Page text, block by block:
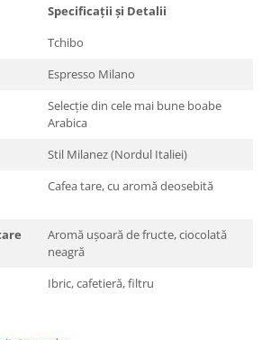
Specificații și Detalii
Tchibo
Espresso Milano
Selecție din cele mai bune boabe
Arabica
Stil Milanez (Nordul Italiei)
Cafea tare, cu aromă deosebită
Aromă ușoară de fructe, ciocolată
neagră
Ibric, cafetieră, filtru